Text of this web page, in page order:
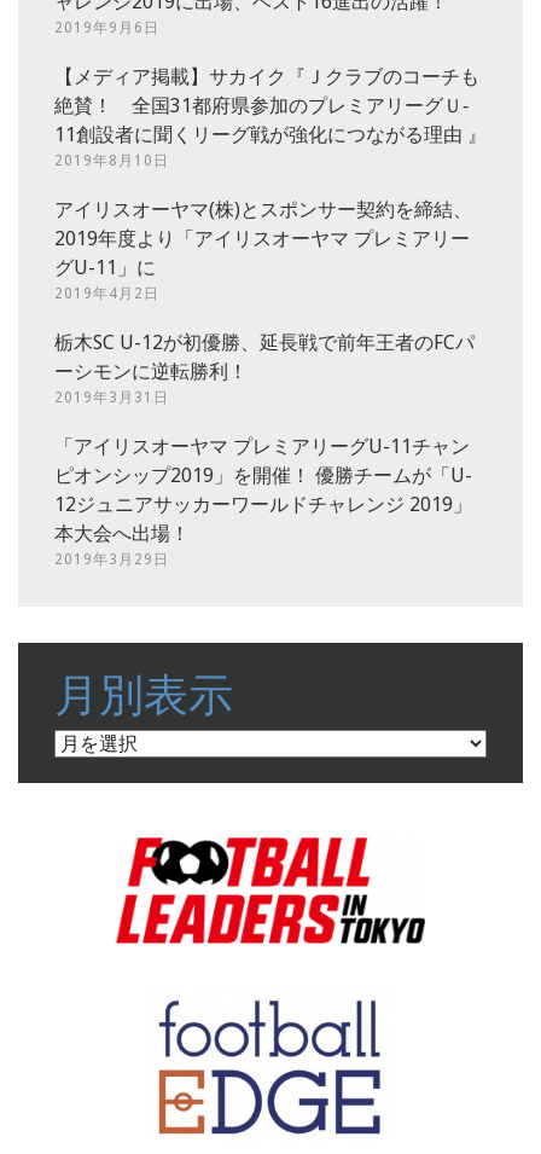
2019年9月6日
【メディア掲載】サカイク『Ｊクラブのコーチも
絶賛！ 全国31都府県参加のプレミアリーグＵ‐
11創設者に聞くリーグ戦が強化につながる理由 』
2019年8月10日
アイリスオーヤマ(株)とスポンサー契約を締結、
2019年度より「アイリスオーヤマ プレミアリー
グU-11」に
2019年4月2日
栃木SC U-12が初優勝、延長戦で前年王者のFCパ
ーシモンに逆転勝利！
2019年3月31日
「アイリスオーヤマ プレミアリーグU-11チャン
ピオンシップ2019」を開催！ 優勝チームが「U-
12ジュニアサッカーワールドチャレンジ 2019」
本大会へ出場！
2019年3月29日
月別表示
月